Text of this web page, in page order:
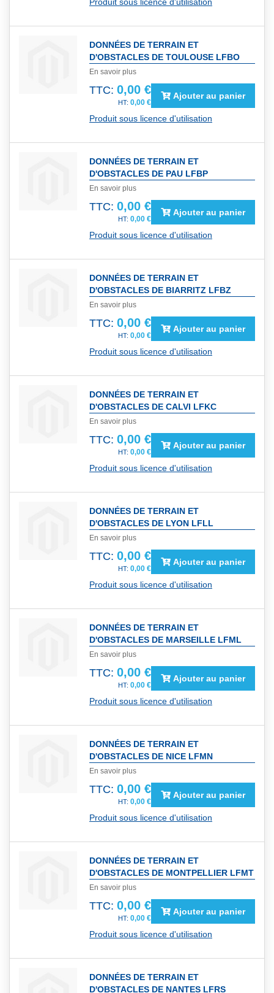
DONNÉES DE TERRAIN ET
D'OBSTACLES DE TOULOUSE LFBO
En savoir plus
TTC: 0,00 €
0,00 €
Ajouter au panier
Produit sous licence d'utilisation
DONNÉES DE TERRAIN ET
D'OBSTACLES DE PAU LFBP
En savoir plus
TTC: 0,00 €
0,00 €
Ajouter au panier
Produit sous licence d'utilisation
DONNÉES DE TERRAIN ET
D'OBSTACLES DE BIARRITZ LFBZ
En savoir plus
TTC: 0,00 €
0,00 €
Ajouter au panier
Produit sous licence d'utilisation
DONNÉES DE TERRAIN ET
D'OBSTACLES DE CALVI LFKC
En savoir plus
TTC: 0,00 €
0,00 €
Ajouter au panier
Produit sous licence d'utilisation
DONNÉES DE TERRAIN ET
D'OBSTACLES DE LYON LFLL
En savoir plus
TTC: 0,00 €
0,00 €
Ajouter au panier
Produit sous licence d'utilisation
DONNÉES DE TERRAIN ET
D'OBSTACLES DE MARSEILLE LFML
En savoir plus
TTC: 0,00 €
0,00 €
Ajouter au panier
Produit sous licence d'utilisation
DONNÉES DE TERRAIN ET
D'OBSTACLES DE NICE LFMN
En savoir plus
TTC: 0,00 €
0,00 €
Ajouter au panier
Produit sous licence d'utilisation
DONNÉES DE TERRAIN ET
D'OBSTACLES DE MONTPELLIER LFMT
En savoir plus
TTC: 0,00 €
0,00 €
Ajouter au panier
Produit sous licence d'utilisation
DONNÉES DE TERRAIN ET
D'OBSTACLES DE NANTES LFRS